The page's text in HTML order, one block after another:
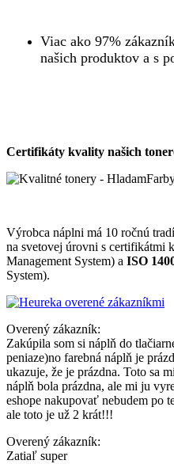
Viac ako 97%
našich produktov a s
Certifikáty kvality našich
Výrobca náplni má 10 ročnú
na svetovej úrovni s certifikátmi
Management System) a ISO
System).
Overený zákazník:
Zakúpila som si náplň do
peniaze)no farebná náplň je
ukazuje, že je prázdna. Toto sa
náplň bola prázdna, ale mi ju
eshope nakupovať nebudem po
ale toto je už 2 krát!!!
Overený zákazník:
Zatiaľ super